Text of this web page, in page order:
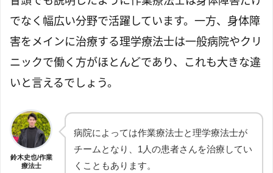
でなく幅広い分野で活躍しています。一方、身体障
害をメインに治療する理学療法士は一般病院やクリ
ニックで働く方がほとんどであり、これも大きな違
いと言えるでしょう。
鈴木史也/作業
療法士
病院によっては作業療法士と理学療法士が
チームとなり、1人の患者さんを治療してい
くこともあります。